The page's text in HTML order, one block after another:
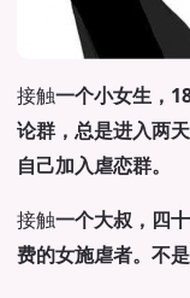
接触一个小女生，
论群，总是进入两
自己加入虐恋群。
接触一个大叔，四
费的女施虐者。不